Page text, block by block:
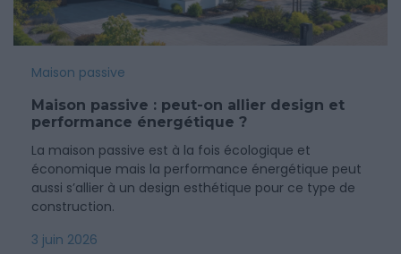
Maison passive
Maison passive : peut-on allier design et
performance énergétique ?
La maison passive est à la fois écologique et
économique mais la performance énergétique peut
aussi s’allier à un design esthétique pour ce type de
construction.
3 juin 2026